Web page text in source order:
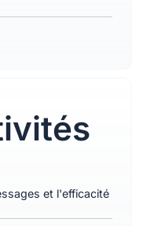
et l'efficacité